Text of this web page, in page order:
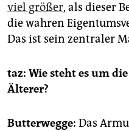
viel größer, als dieser
die wahren
Das ist sein zentraler
taz: Wie steht es um
Älterer?
Butterwegge: Das